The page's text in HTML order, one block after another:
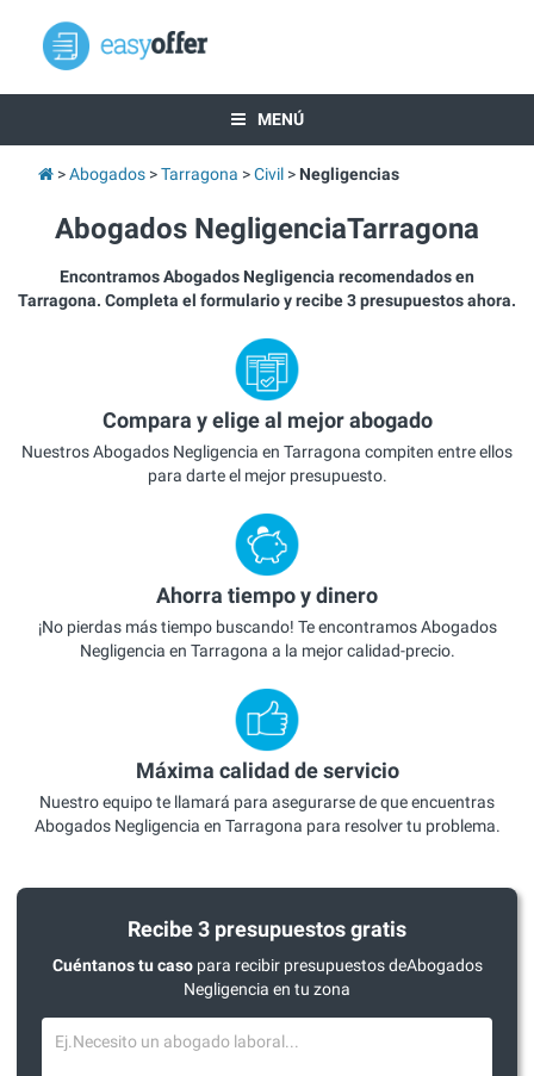
MENÚ
Abogados Tarragona Civil Negligencias
Abogados NegligenciaTarragona
Encontramos Abogados Negligencia recomendados en
Tarragona. Completa el formulario y recibe 3 presupuestos ahora.
Compara y elige al mejor abogado
Nuestros Abogados Negligencia en Tarragona compiten entre ellos
para darte el mejor presupuesto.
Ahorra tiempo y dinero
¡No pierdas más tiempo buscando! Te encontramos Abogados
Negligencia en Tarragona a la mejor calidad-precio.
Máxima calidad de servicio
Nuestro equipo te llamará para asegurarse de que encuentras
Abogados Negligencia en Tarragona para resolver tu problema.
Recibe 3 presupuestos gratis
Cuéntanos tu casopara recibir presupuestos deAbogados
Negligencia en tu zona